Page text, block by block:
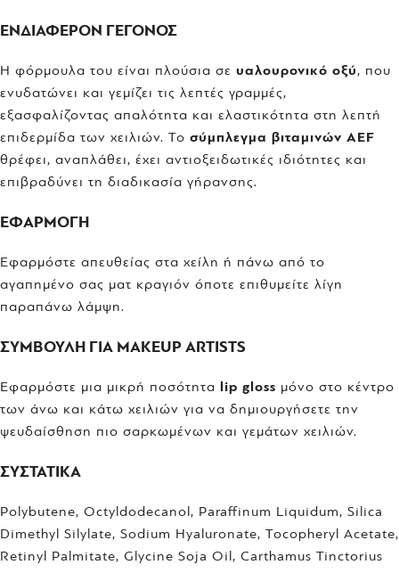
ΕΝΔΙΑΦΕΡΟΝ ΓΕΓΟΝΟΣ
Η φόρμουλα του είναι πλούσια σε υαλουρονικό οξύ, που
ενυδατώνει και γεμίζει τις λεπτές γραμμές,
εξασφαλίζοντας απαλότητα και ελαστικότητα στη λεπτή
επιδερμίδα των χειλιών. Το σύμπλεγμα βιταμινών AEF
θρέφει, αναπλάθει, έχει αντιοξειδωτικές ιδιότητες και
επιβραδύνει τη διαδικασία γήρανσης.
ΕΦΑΡΜΟΓΗ
Εφαρμόστε απευθείας στα χείλη ή πάνω από το
αγαπημένο σας ματ κραγιόν όποτε επιθυμείτε λίγη
παραπάνω λάμψη.
ΣΥΜΒΟΥΛΗ ΓΙΑ MAKEUP ARTISTS
Εφαρμόστε μια μικρή ποσότητα lip gloss μόνο στο κέντρο
των άνω και κάτω χειλιών για να δημιουργήσετε την
ψευδαίσθηση πιο σαρκωμένων και γεμάτων χειλιών.
ΣΥΣΤΑΤΙΚΑ
Polybutene, Octyldodecanol, Paraffinum Liquidum, Silica
Dimethyl Silylate, Sodium Hyaluronate, Tocopheryl Acetate,
Retinyl Palmitate, Glycine Soja Oil, Carthamus Tinctorius